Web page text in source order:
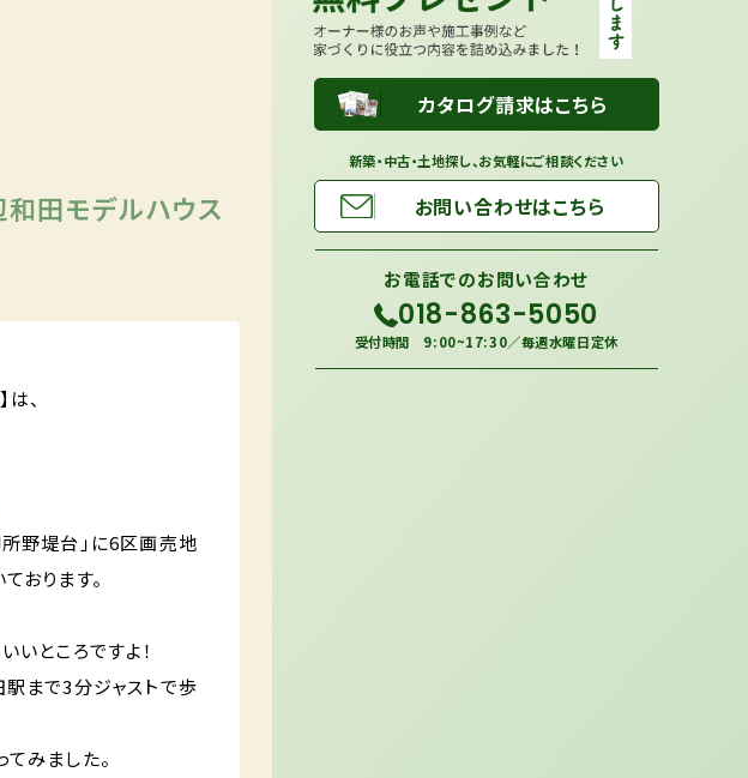
カタログ請求はこちら
新築・中古・土地探し、お気軽にご相談ください
お問い合わせはこちら
お電話でのお問い合わせ
018-863-5050
受付時間 9:00~17:30／毎週水曜日定休
和田モデルハウス
、
野堤台」に6区画売地
おります。
ところですよ！
まで3分ジャストで歩
みました。